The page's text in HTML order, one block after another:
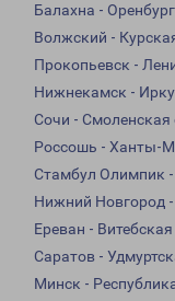
Балахна -
Волжский -
Прокопьевск -
Нижнекамск -
Сочи - Смоленская
Россошь - Ханты-
Стамбул Олимпик
Нижний Новгород
Ереван -
Саратов -
Минск -